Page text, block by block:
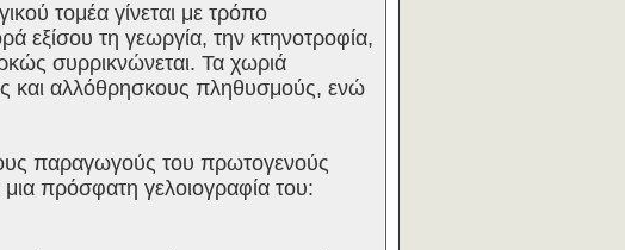
τομέα γίνεται με τρόπο
εξίσου τη γεωργία, την κτηνοτροφία,
συρρικνώνεται. Τα χωριά
και αλλόθρησκους πληθυσμούς, ενώ
παραγωγούς του πρωτογενούς
πρόσφατη γελοιογραφία του: